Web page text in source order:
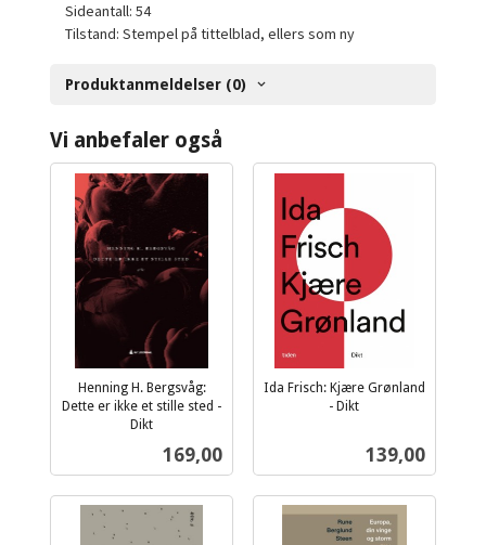
Sideantall: 54
Tilstand: Stempel på tittelblad, ellers som ny
Produktanmeldelser (0)
Vi anbefaler også
Henning H. Bergsvåg:
Dette er ikke et stille sted -
Dikt
Pris
169,00
Ida Frisch: Kjære Grønland
- Dikt
Pris
139,00